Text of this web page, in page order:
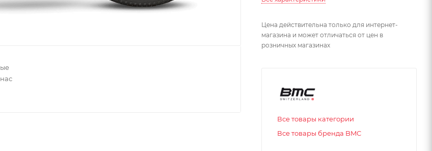
Цена действительна только для интернет-
магазина и может отличаться от цен в
розничных магазинах
Все товары категории
Все товары бренда BMC